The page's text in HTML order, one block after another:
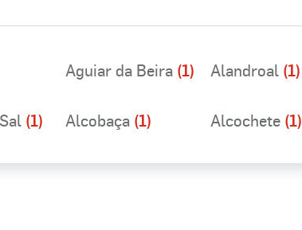
Aguiar da Beira (1) Alandroal (1)
(1) Alcobaça (1) Alcochete (1)